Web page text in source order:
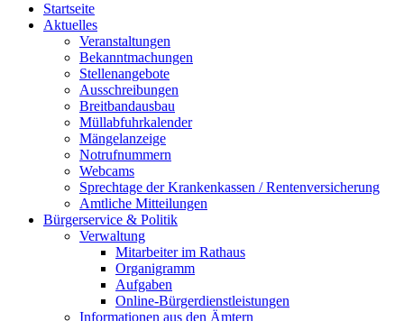
Startseite
Aktuelles
Veranstaltungen
Bekanntmachungen
Stellenangebote
Ausschreibungen
Breitbandausbau
Müllabfuhrkalender
Mängelanzeige
Notrufnummern
Webcams
Sprechtage der Krankenkassen / Rentenversicherung
Amtliche Mitteilungen
Bürgerservice & Politik
Verwaltung
Mitarbeiter im Rathaus
Organigramm
Aufgaben
Online-Bürgerdienstleistungen
Informationen aus den Ämtern